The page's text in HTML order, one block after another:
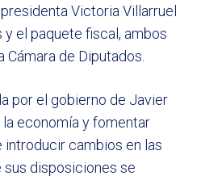
Victoria Villarruel
el paquete fiscal, ambos
de Diputados.
por el gobierno de Javier
economía y fomentar
introducir cambios en las
sus disposiciones se